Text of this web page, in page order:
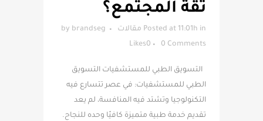
ثقة المجتمع؟
Posted at 11:01h in مقالات by brandseg
0 Comments
0
Likes
التسويق الطبي للمستشفيات التسويق
الطبي للمستشفيات: في عصر تتسارع فيه
التكنولوجيا وتشتد فيه المنافسة، لم يعد
تقديم خدمة طبية متميزة كافيًا وحده للنجاح.